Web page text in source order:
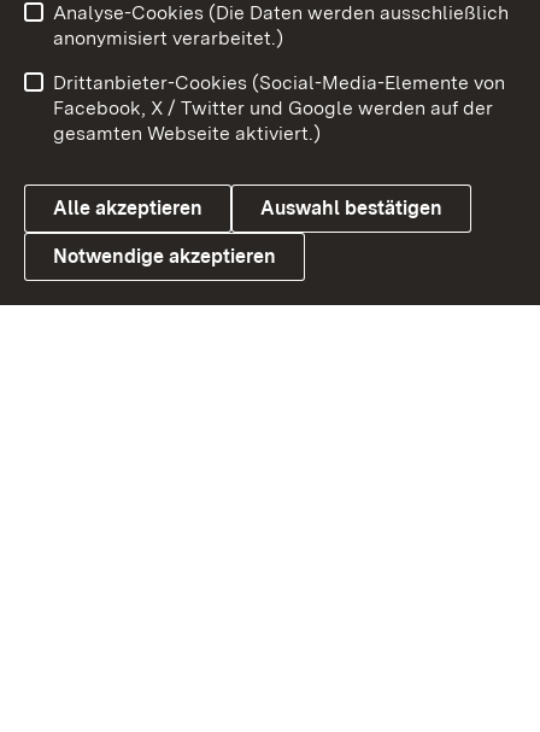
Link zum Landesportal
Benutzungshinweise
Barrierefreiheit
Datenschutz
Cookies
Analyse-Cookies (Die Daten werden ausschließlich
anonymisiert verarbeitet.)
Drittanbieter-Cookies (Social-Media-Elemente von
Facebook, X / Twitter und Google werden auf der
gesamten Webseite aktiviert.)
Alle akzeptieren Auswahl bestätigen
Notwendige akzeptieren